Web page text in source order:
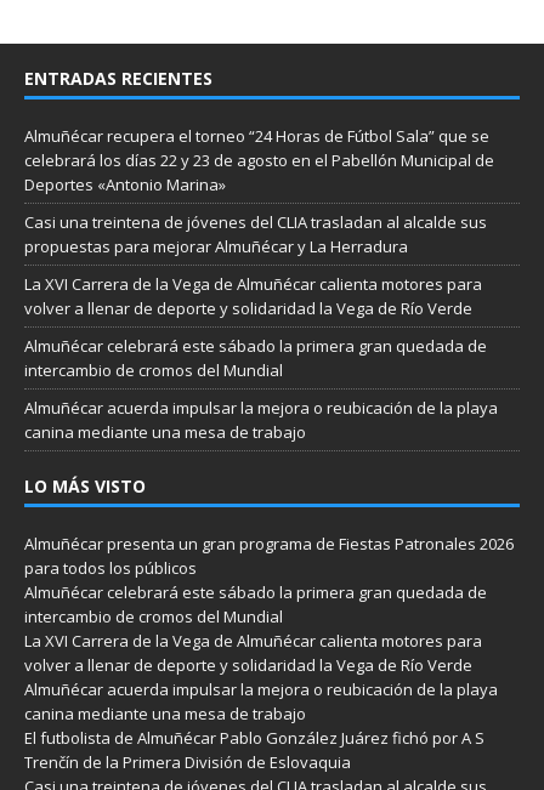
ENTRADAS RECIENTES
Almuñécar recupera el torneo “24 Horas de Fútbol Sala” que se
celebrará los días 22 y 23 de agosto en el Pabellón Municipal de
Deportes «Antonio Marina»
Casi una treintena de jóvenes del CLIA trasladan al alcalde sus
propuestas para mejorar Almuñécar y La Herradura
La XVI Carrera de la Vega de Almuñécar calienta motores para
volver a llenar de deporte y solidaridad la Vega de Río Verde
Almuñécar celebrará este sábado la primera gran quedada de
intercambio de cromos del Mundial
Almuñécar acuerda impulsar la mejora o reubicación de la playa
canina mediante una mesa de trabajo
LO MÁS VISTO
Almuñécar presenta un gran programa de Fiestas Patronales 2026
para todos los públicos
Almuñécar celebrará este sábado la primera gran quedada de
intercambio de cromos del Mundial
La XVI Carrera de la Vega de Almuñécar calienta motores para
volver a llenar de deporte y solidaridad la Vega de Río Verde
Almuñécar acuerda impulsar la mejora o reubicación de la playa
canina mediante una mesa de trabajo
El futbolista de Almuñécar Pablo González Juárez fichó por A S
Trenčín de la Primera División de Eslovaquia